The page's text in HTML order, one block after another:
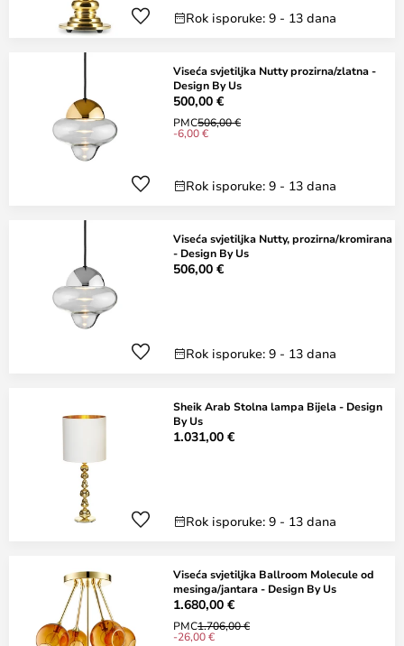
Rok isporuke: 9 - 13 dana
Viseća svjetiljka Nutty prozirna/zlatna -
Design By Us
500,00 €
PMC506,00 €
-6,00 €
Rok isporuke: 9 - 13 dana
Viseća svjetiljka Nutty, prozirna/kromirana
- Design By Us
506,00 €
Rok isporuke: 9 - 13 dana
Sheik Arab Stolna lampa Bijela - Design
By Us
1.031,00 €
Rok isporuke: 9 - 13 dana
Viseća svjetiljka Ballroom Molecule od
mesinga/jantara - Design By Us
1.680,00 €
PMC1.706,00 €
-26,00 €